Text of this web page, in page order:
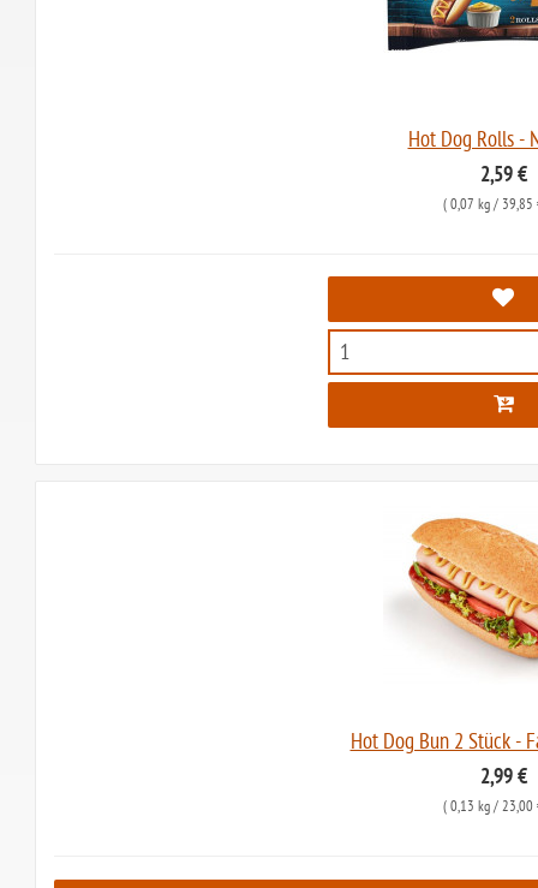
Hot Dog Rolls -
2,59 €
( 0,07 kg/ 39,85
Hot Dog Bun 2 Stück -
2,99 €
( 0,13 kg/ 23,00